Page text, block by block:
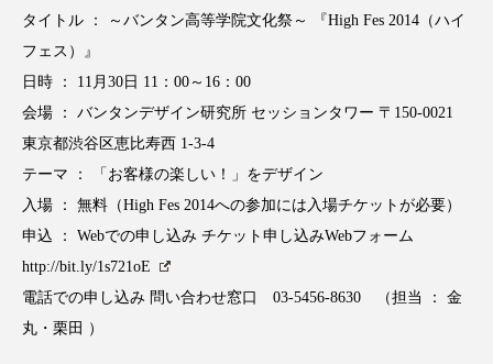
ウェルビーイング
カウンセラー カウンセリング
カカイオイル ガジェット キーワード
クローズアップ ケーススタディ
タイトル ： ～バンタン高等学院文化祭～ 『High Fes 2014（ハイ
フェス）』
日時 ： 11月30日 11：00～16：00
会場 ： バンタンデザイン研究所 セッションタワー 〒150-0021
東京都渋谷区恵比寿西 1-3-4
テーマ ： 「お客様の楽しい！」をデザイン
入場 ： 無料（High Fes 2014への参加には入場チケットが必要）
申込 ： Webでの申し込み チケット申し込みWebフォーム
http://bit.ly/1s721oE
電話での申し込み 問い合わせ窓口 03-5456-8630 （担当 ： 金
丸・栗田 ）